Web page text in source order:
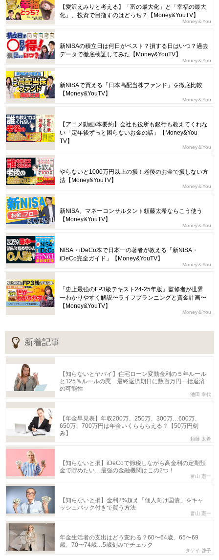
【愛沢えみりと考える】「富の最大化」と「幸福の最大
化」、投資で目指すのはどっち？【Money&YouTV】
Money＆You
新NISAの積立日は何日がベスト？損する日はいつ？過去
データで徹底検証してみた【Money&YouTV】
Money＆You
新NISAで買える「日本高配当株ファンド」を徹底比較
【Money&YouTV】
Money＆You
【アニメ動画/本要約】会社も役所も銀行も教えてくれな
い「定年後ずっと困らないお金の話」【Money&You
TV】
Money＆You
やらないと1000万円以上の損！老後のお金で損しない方
法【Money&YouTV】
Money＆You
新NISA、マネーコンサルタント頼藤太希ならこう使う
【Money&YouTV】
Money＆You
NISA・iDeCo本で日本一の著者が教える「新NISA・
iDeCo完全ガイド」【Money&YouTV】
Money＆You
「史上最強のFP3級テキスト24-25年版」監修者が世界
一わかりやすく解説〜ライフプランニングと資金計画〜
【Money&YouTV】
Money＆You
新着記事
【知らないとヤバイ】住宅ローン変動金利の５年ルール
と125％ルールの罠 最終返済期日に数百万円一括返済
の可能性
池田 幸代
【年金早見表】年収200万、250万、300万…600万、
650万、700万円は年金いくらもらえる？【50万円刻
み】
頼藤 太希
【知らないと損】iDeCoで節税しながら高金利の定期預
金で貯めたい…最強の金融機関はこの2つ！
畠山 憲一
【知らないと損】金利2%超え「個人向け国債」をキャ
ッシュバック付きで買う方法
畠山 憲一
年金生活者の支出はどう変わる？60〜64歳、65〜69
歳、70〜74歳…5歳刻みでチェック
タケイ 啓子